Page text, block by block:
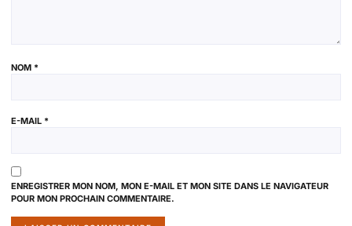
NOM *
E-MAIL *
ENREGISTRER MON NOM, MON E-MAIL ET MON SITE DANS LE NAVIGATEUR
POUR MON PROCHAIN COMMENTAIRE.